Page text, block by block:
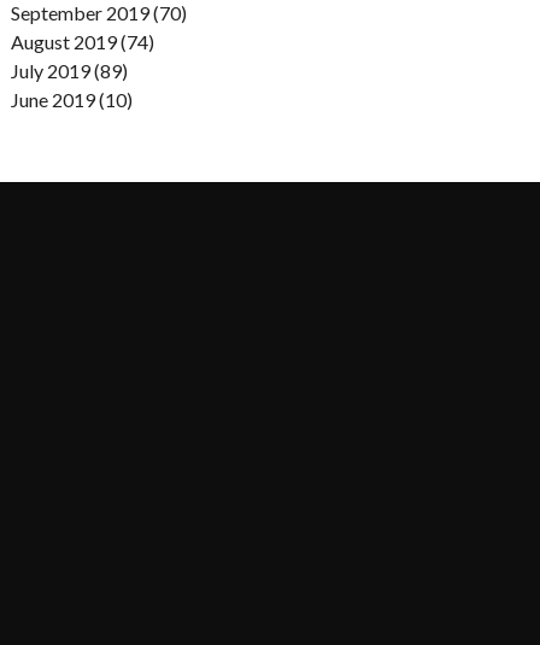
September 2019 (70)
August 2019 (74)
July 2019 (89)
June 2019 (10)